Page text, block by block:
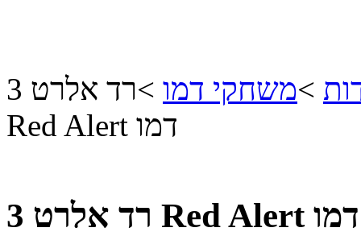
>משחקי דמו >
רד אלרט 3
Red Alert דמו